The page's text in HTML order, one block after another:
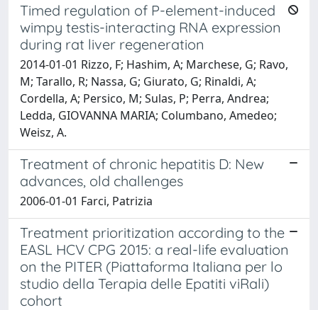
Timed regulation of P-element-induced
wimpy testis-interacting RNA expression
during rat liver regeneration
2014-01-01 Rizzo, F; Hashim, A; Marchese, G; Ravo,
M; Tarallo, R; Nassa, G; Giurato, G; Rinaldi, A;
Cordella, A; Persico, M; Sulas, P; Perra, Andrea;
Ledda, GIOVANNA MARIA; Columbano, Amedeo;
Weisz, A.
Treatment of chronic hepatitis D: New
advances, old challenges
2006-01-01 Farci, Patrizia
Treatment prioritization according to the
EASL HCV CPG 2015: a real-life evaluation
on the PITER (Piattaforma Italiana per lo
studio della Terapia delle Epatiti viRali)
cohort